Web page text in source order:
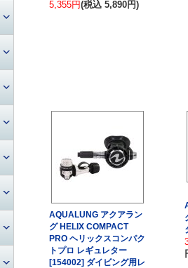
5,355円(税込 5,890円)
AQUALUNG アクアラン
グ HELIX COMPACT
PRO ヘリックスコンパク
トプロ レギュレター
[154002] ダイビング用レ